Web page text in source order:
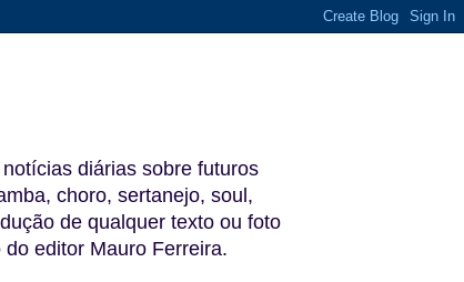
diárias sobre futuros
choro, sertanejo, soul,
de qualquer texto ou foto
editor Mauro Ferreira.